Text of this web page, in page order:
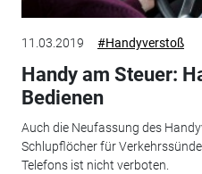
11.03.2019 #Handyverstoß
Handy am Steuer:
Bedienen
Auch die Neufassung des
Schlupflöcher für
Telefons ist nicht verboten.